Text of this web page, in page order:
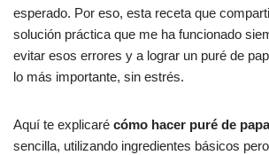
esperado. Por eso, esta receta que
solución práctica que me ha funcionado
evitar esos errores y a lograr un puré de
lo más importante, sin estrés.
Aquí te explicaré cómo hacer puré de
sencilla, utilizando ingredientes básicos